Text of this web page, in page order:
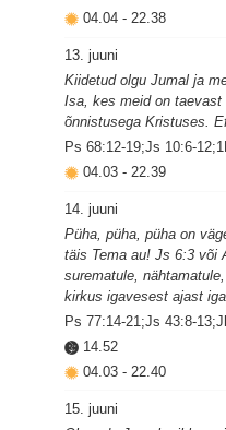
04.04- 22.38
13. juuni
Kiidetud olgu Jumal ja
Isa, kes meid on
õnnistusega Kristuses.
Ps 68:12-19;Js 10:6-
04.03- 22.39
14. juuni
Püha, püha, püha on
täis Tema au! Js 6:3 või
surematule,
kirkus igavesest ajast
Ps 77:14-21;Js 43:8-
14.52
04.03- 22.40
15. juuni